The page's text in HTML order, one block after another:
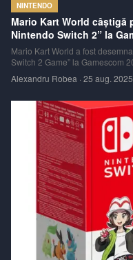
NINTENDO
Mario Kart World câștigă
Nintendo Switch 2” la
Mario Kart World a fost
Switch 2 Game” la Gamescom
2. Evenimentul, desfășurat
Alexandru Robea · 25 aug. 2025